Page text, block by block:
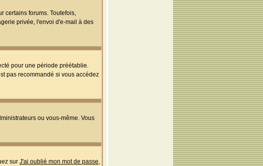
certains forums. Toutefois,
privée, l'envoi d'e-mail à des
pour une période préétablie.
pas recommandé si vous accédez
ou vous-même. Vous
sur J'ai oublié mon mot de passe,